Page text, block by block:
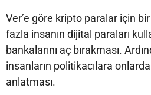
Ver’e göre kripto paralar için
fazla insanın dijital paraları
bankalarını aç bırakması.
insanların politikacılara
anlatması.